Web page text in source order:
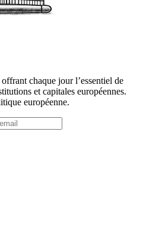
chaque jour l’essentiel de
et capitales européennes.
européenne.